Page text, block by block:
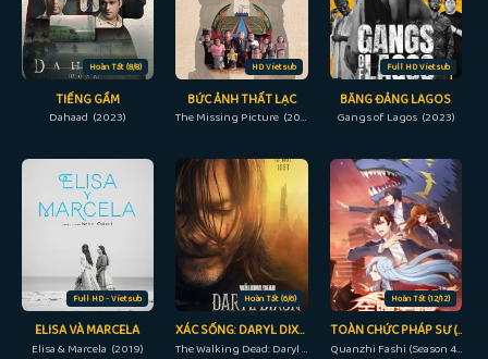
Hoàn Tất (8/8)
TIẾNG GẦM
Dahaad (2023)
HD Vietsub
BỨC ẢNH THẤT LẠC
The Missing Picture (2013)
Full HD Vietsub
BĂNG ĐẢNG LAGOS
Gangs of Lagos (2023)
Full HD - Vietsub
ELISA VÀ MARCELA
Elisa & Marcela (2019)
Hoàn Tất (6/6)
XÁC SỐNG: DARYL DIXON
The Walking Dead: Daryl Dixon (2023)
Hoàn Tất (12/12)
TOÀN CHỨC PHÁP SƯ (PHẦN 4)
Quanzhi Fashi (Season 4) (2020)